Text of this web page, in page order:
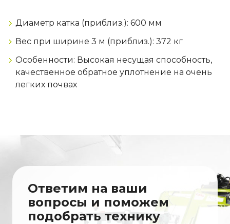
Диаметр катка (приблиз.): 600 мм
Вес при ширине 3 м (приблиз.): 372 кг
Особенности: Высокая несущая способность,
качественное обратное уплотнение на очень
легких почвах
Ответим на ваши
вопросы и поможем
подобрать технику